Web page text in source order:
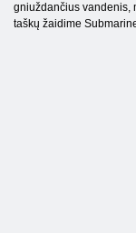
gniuždančius vandenis,
taškų žaidime